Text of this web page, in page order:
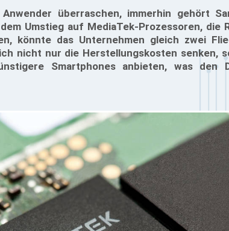
überraschen, immerhin gehört
Umstieg auf MediaTek-Prozessoren, die
könnte das Unternehmen gleich zwei
nicht nur die Herstellungskosten senken,
Smartphones anbieten, was den